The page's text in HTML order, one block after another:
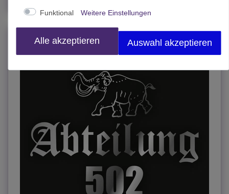
JETZT im SALE!
Funktional Weitere Einstellungen
Alle akzeptieren Auswahl akzeptieren